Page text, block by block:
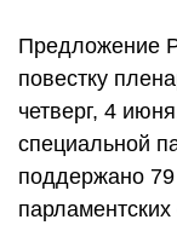
Предложение
повестку
четверг, 4
специальной
поддержано 79